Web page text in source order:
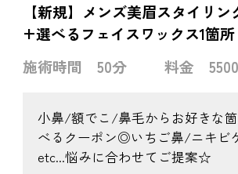
【新規】メンズ美眉スタイリン
+選べるフェイスワックス1箇所
施術時間
50分 料金
小鼻/額でこ/鼻毛からお好きな
べるクーポン◎いちご鼻/ニキビ
etc...悩みに合わせてご提案☆